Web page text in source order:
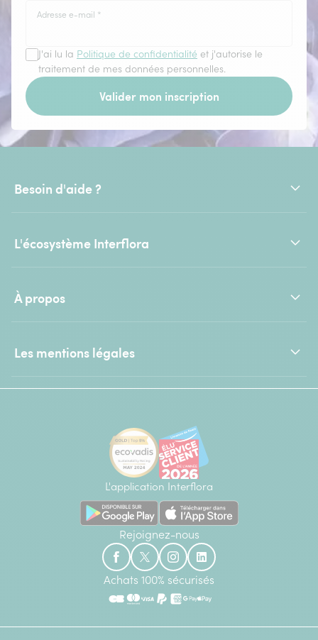
Adresse e-mail *
J'ai lu la Politique de confidentialité et j'autorise le
traitement de mes données personnelles.
Valider mon inscription
Besoin d'aide ?
L'écosystème Interflora
À propos
Les mentions légales
L'application Interflora
Rejoignez-nous
Achats 100% sécurisés